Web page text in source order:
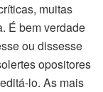
muitas
É bem verdade
ou dissesse
opositores
lo. As mais